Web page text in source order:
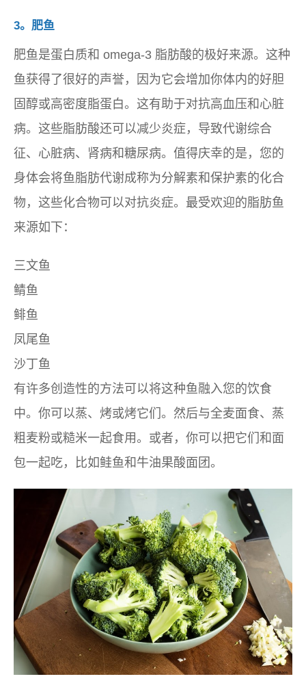
3。肥鱼
肥鱼是蛋白质和 omega-3 脂肪酸的极好来源。这种
鱼获得了很好的声誉，因为它会增加你体内的好胆
固醇或高密度脂蛋白。这有助于对抗高血压和心脏
病。这些脂肪酸还可以减少炎症，导致代谢综合
征、心脏病、肾病和糖尿病。值得庆幸的是，您的
身体会将鱼脂肪代谢成称为分解素和保护素的化合
物，这些化合物可以对抗炎症。最受欢迎的脂肪鱼
来源如下：
三文鱼
鲭鱼
鲱鱼
凤尾鱼
沙丁鱼
有许多创造性的方法可以将这种鱼融入您的饮食
中。你可以蒸、烤或烤它们。然后与全麦面食、蒸
粗麦粉或糙米一起食用。或者，你可以把它们和面
包一起吃，比如鲑鱼和牛油果酸面团。